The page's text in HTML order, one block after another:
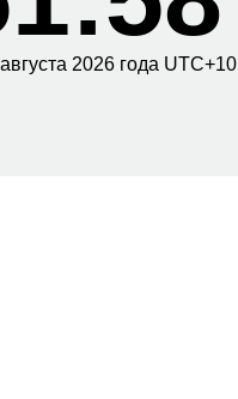
2026 года UTC+10